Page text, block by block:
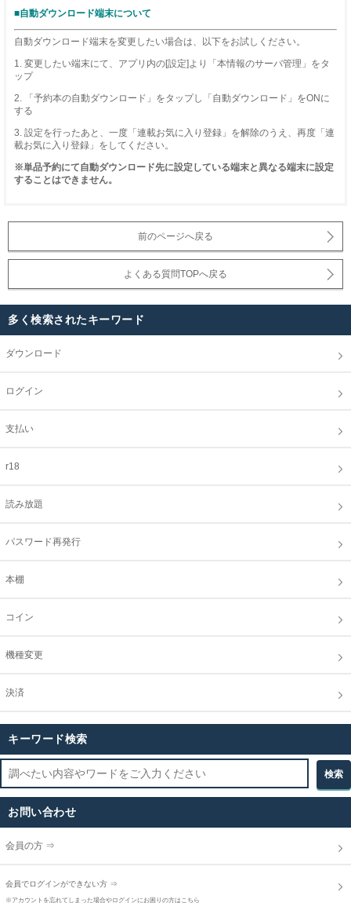
■自動ダウンロード端末について
自動ダウンロード端末を変更したい場合は、以下をお試しください。
1. 変更したい端末にて、アプリ内の[設定]より「本情報のサーバ管理」をタ
ップ
2. 「予約本の自動ダウンロード」をタップし「自動ダウンロード」をONに
する
3. 設定を行ったあと、一度「連載お気に入り登録」を解除のうえ、再度「連
載お気に入り登録」をしてください。
※単品予約にて自動ダウンロード先に設定している端末と異なる端末に設定
することはできません。
前のページへ戻る
よくある質問TOPへ戻る
多く検索されたキーワード
ダウンロード
ログイン
支払い
r18
読み放題
パスワード再発行
本棚
コイン
機種変更
決済
キーワード検索
お問い合わせ
会員の方 ⇒
会員でログインができない方 ⇒
※アカウントを忘れてしまった場合やログインにお困りの方はこちら